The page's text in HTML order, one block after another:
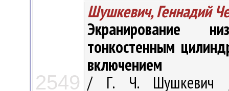
2549
Шушкевич, Геннадий
Экранирование
тонкостенным
включением
/ Г. Ч. Шушкевич //